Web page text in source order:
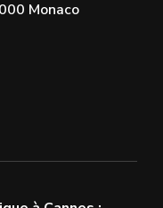
Monaco